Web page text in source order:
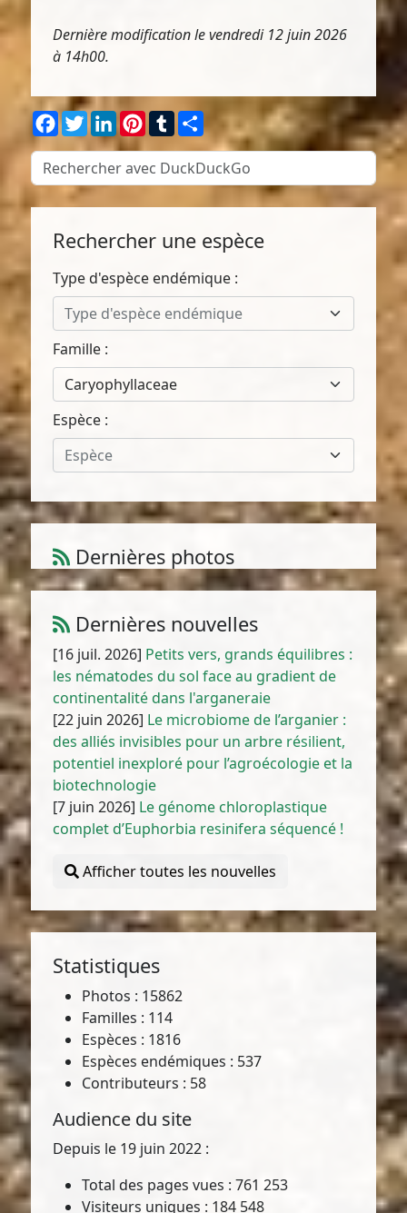
Dernière modification le vendredi 12 juin 2026
à 14h00.
Facebook
TwitterLinkedInPinterest
TumblrPartager
Rechercher une espèce
Type d'espèce endémique :
Type d'espèce endémique
Famille :
Caryophyllaceae
Espèce :
Espèce
Dernières photos
Amaranthus cruentus L.
Dernières nouvelles
[16 juil. 2026] Petits vers, grands équilibres :
les nématodes du sol face au gradient de
continentalité dans l'arganeraie
[22 juin 2026] Le microbiome de l’arganier :
des alliés invisibles pour un arbre résilient,
potentiel inexploré pour l’agroécologie et la
biotechnologie
[7 juin 2026] Le génome chloroplastique
complet d’Euphorbia resinifera séquencé !
Afficher toutes les nouvelles
Statistiques
Photos : 15862
Familles : 114
Espèces : 1816
Espèces endémiques : 537
Contributeurs : 58
Audience du site
Depuis le 19 juin 2022 :
Total des pages vues : 761 253
Visiteurs uniques : 184 548